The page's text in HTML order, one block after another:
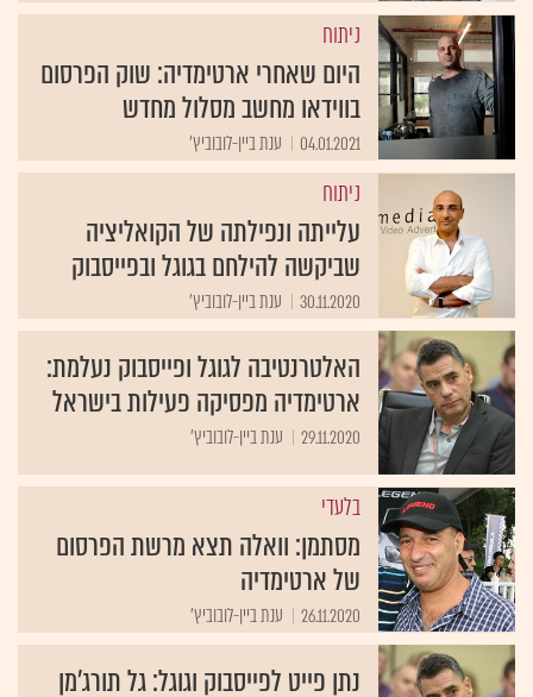
ניתוח
היום שאחרי ארטימדיה: שוק הפרסום
בווידאו מחשב מסלול מחדש
04.01.2021 ענת ביין-לובוביץ'
ניתוח
עלייתה ונפילתה של הקואליציה
שביקשה להילחם בגוגל ובפייסבוק
30.11.2020 ענת ביין-לובוביץ'
האלטרנטיבה לגוגל ופייסבוק נעלמת:
ארטימדיה מפסיקה פעילות בישראל
29.11.2020 ענת ביין-לובוביץ'
בלעדי
מסתמן: וואלה תצא מרשת הפרסום
של ארטימדיה
26.11.2020 ענת ביין-לובוביץ'
נתן פייט לפייסבוק וגוגל: גל תורג'מן